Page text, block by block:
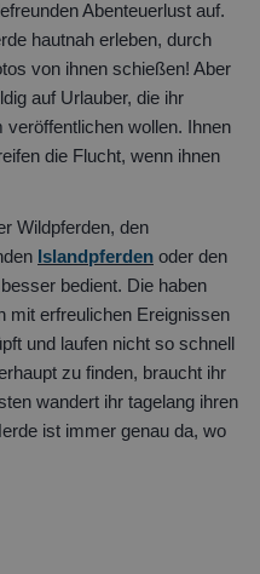
Abenteuerlust auf.
hautnah erleben, durch
von ihnen schießen! Aber
auf Urlauber, die ihr
wollen. Ihnen
die Flucht, wenn ihnen
Wildpferden, den
Islandpferden oder den
bedient. Die haben
mit erfreulichen Ereignissen
und laufen nicht so schnell
zu finden, braucht ihr
wandert ihr tagelang ihren
ist immer genau da, wo